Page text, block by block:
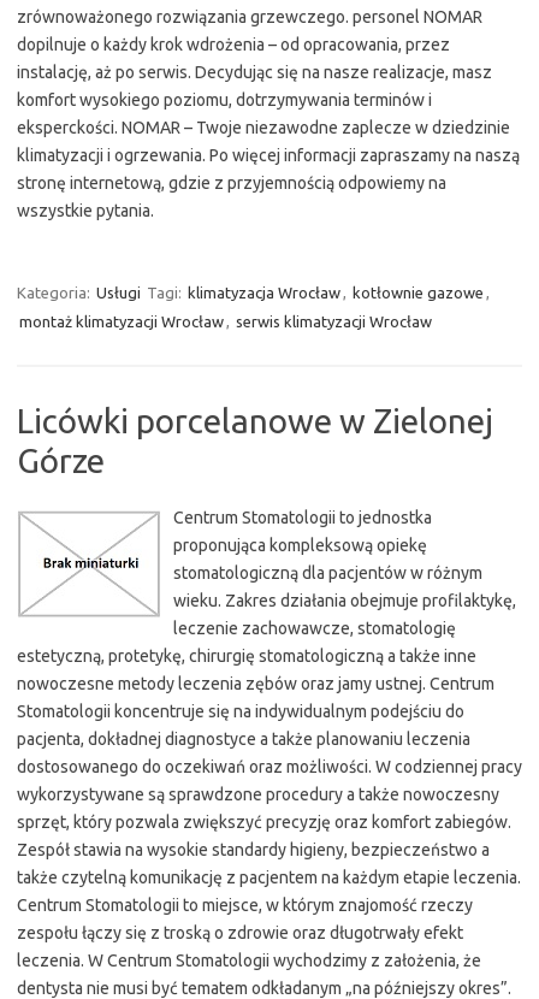
zrównoważonego rozwiązania grzewczego. personel NOMAR
dopilnuje o każdy krok wdrożenia – od opracowania, przez
instalację, aż po serwis. Decydując się na nasze realizacje, masz
komfort wysokiego poziomu, dotrzymywania terminów i
eksperckości. NOMAR – Twoje niezawodne zaplecze w dziedzinie
klimatyzacji i ogrzewania. Po więcej informacji zapraszamy na naszą
stronę internetową, gdzie z przyjemnością odpowiemy na
wszystkie pytania.
Kategoria: Usługi Tagi: klimatyzacja Wrocław, kotłownie gazowe ,
montaż klimatyzacji Wrocław, serwis klimatyzacji Wrocław
Licówki porcelanowe w Zielonej
Górze
Centrum Stomatologii to jednostka
proponująca kompleksową opiekę
stomatologiczną dla pacjentów w różnym
wieku. Zakres działania obejmuje profilaktykę,
leczenie zachowawcze, stomatologię
estetyczną, protetykę, chirurgię stomatologiczną a także inne
nowoczesne metody leczenia zębów oraz jamy ustnej. Centrum
Stomatologii koncentruje się na indywidualnym podejściu do
pacjenta, dokładnej diagnostyce a także planowaniu leczenia
dostosowanego do oczekiwań oraz możliwości. W codziennej pracy
wykorzystywane są sprawdzone procedury a także nowoczesny
sprzęt, który pozwala zwiększyć precyzję oraz komfort zabiegów.
Zespół stawia na wysokie standardy higieny, bezpieczeństwo a
także czytelną komunikację z pacjentem na każdym etapie leczenia.
Centrum Stomatologii to miejsce, w którym znajomość rzeczy
zespołu łączy się z troską o zdrowie oraz długotrwały efekt
leczenia. W Centrum Stomatologii wychodzimy z założenia, że
dentysta nie musi być tematem odkładanym „na późniejszy okres”.